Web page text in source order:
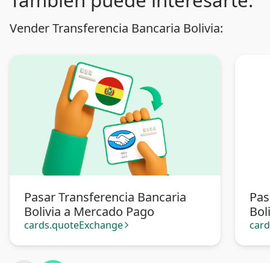
Vender Transferencia Bancaria Bolivia:
Pasar Transferencia Bancaria
Bolivia a Mercado Pago
cards.quoteExchange arrow_forward_ios